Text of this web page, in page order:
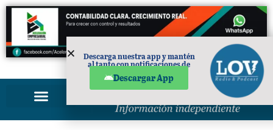
PUBLICIDAD
Descarga nuestra app y mantén
al tanto con notificaciones de
Descargar App